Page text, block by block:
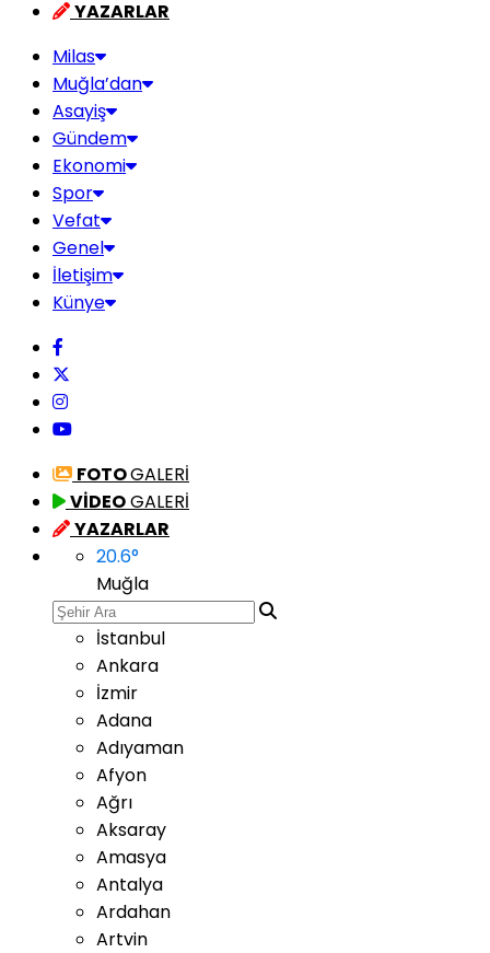
YAZARLAR
Milas
Muğla’dan
Asayiş
Gündem
Ekonomi
Spor
Vefat
Genel
İletişim
Künye
FOTOGALERİ
VİDEOGALERİ
YAZARLAR
20.6°
Muğla
İstanbul
Ankara
İzmir
Adana
Adıyaman
Afyon
Ağrı
Aksaray
Amasya
Antalya
Ardahan
Artvin